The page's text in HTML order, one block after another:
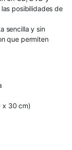
posibilidades de
sencilla y sin
que permiten
x 30 cm)